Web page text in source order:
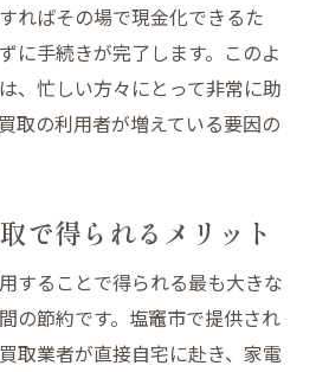
ればその場で現金化できるた
に手続きが完了します。このよ
、忙しい方々にとって非常に助
取の利用者が増えている要因の
で得られるメリット
することで得られる最も大きな
の節約です。塩竈市で提供され
取業者が直接自宅に赴き、家電